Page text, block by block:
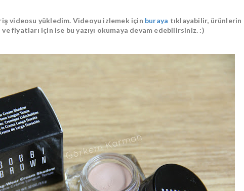
videosu yükledim. Videoyu izlemek için buraya tıklayabilir, ürünlerin
fiyatları için ise bu yazıyı okumaya devam edebilirsiniz. :)